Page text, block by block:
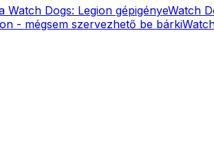
Watch Dogs: Legion gépigényeWatch
- mégsem szervezhető be bárki